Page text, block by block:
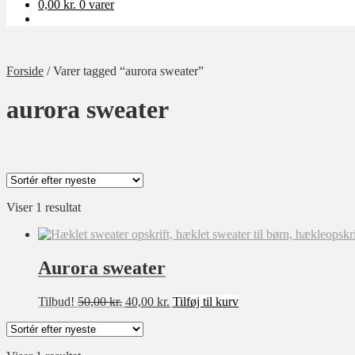
0,00 kr. 0 varer
Forside /Varer tagged “aurora sweater”
aurora sweater
Kategori
Ukategoriseret
Bolig
Børn
Dame
Viser 1 resultat
Aurora sweater
Tilbud! 50,00kr. Den
pris
40,00 kr. Den
Tilføj til kurv